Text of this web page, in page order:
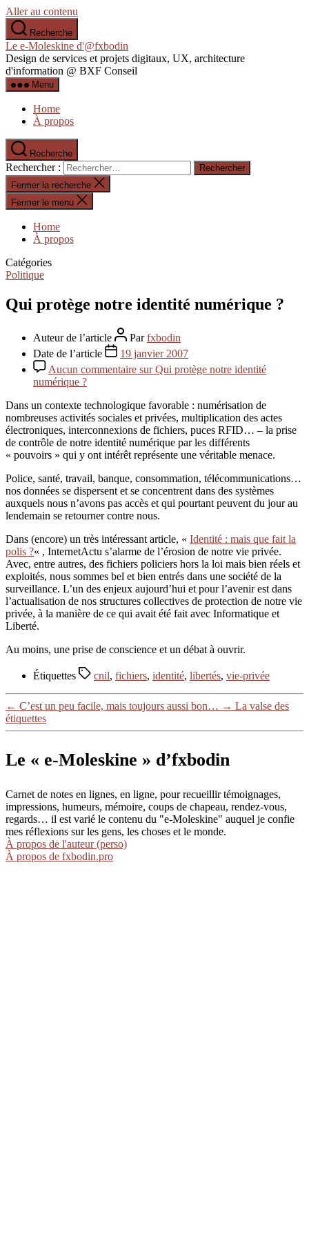
Aller au contenu
Recherche
Le e-Moleskine d'@fxbodin
Design de services et projets digitaux, UX, architecture
d'information @ BXF Conseil
Menu
Home
À propos
Recherche
Rechercher :
Fermer la recherche
Fermer le menu
Home
À propos
Catégories
Politique
Qui protège notre identité numérique ?
Auteur de l’article Parfxbodin
Date de l’article
19 janvier 2007
Aucun commentaire sur Qui protège notre identité
numérique ?
Dans un contexte technologique favorable : numérisation de
nombreuses activités sociales et privées, multiplication des actes
électroniques, interconnexions de fichiers, puces RFID… – la prise
de contrôle de notre identité numérique par les différents
« pouvoirs » qui y ont intérêt représente une véritable menace.
Police, santé, travail, banque, consommation, télécommunications…
nos données se dispersent et se concentrent dans des systèmes
auxquels nous n’avons pas accès et qui pourtant peuvent du jour au
lendemain se retourner contre nous.
Dans (encore) un très intéressant article, « Identité : mais que fait la
polis ?« , InternetActu s’alarme de l’érosion de notre vie privée.
Avec, entre autres, des fichiers policiers hors la loi mais bien réels et
exploités, nous sommes bel et bien entrés dans une société de la
surveillance. L’un des enjeux aujourd’hui et pour l’avenir est dans
l’actualisation de nos structures collectives de protection de notre vie
privée, à la manière de ce qui avait été fait avec Informatique et
Liberté.
Au moins, une prise de conscience et un débat à ouvrir.
Étiquettes cnil, fichiers, identité, libertés, vie-privée
← C’est un peu facile, mais toujours aussi bon… → La valse des
étiquettes
Le « e-Moleskine » d’fxbodin
Carnet de notes en lignes, en ligne, pour recueillir témoignages,
impressions, humeurs, mémoire, coups de chapeau, rendez-vous,
regards… il est varié le contenu du "e-Moleskine" auquel je confie
mes réflexions sur les gens, les choses et le monde.
À propos de l'auteur (perso)
À propos de fxbodin.pro